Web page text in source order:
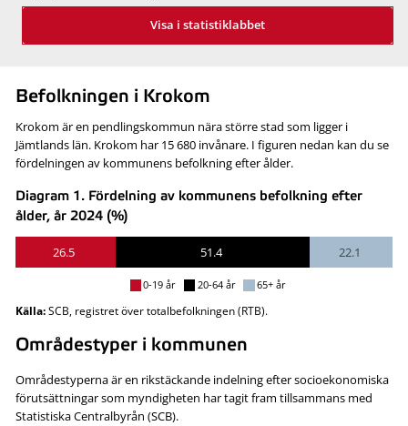
Visa i statistiklabbet
Befolkningen i Krokom
Krokom är en pendlingskommun nära större stad som ligger i
Jämtlands län. Krokom har 15 680 invånare. I figuren nedan kan du se
fördelningen av kommunens befolkning efter ålder.
Diagram 1. Fördelning av kommunens befolkning efter
ålder, år 2024 (%)
26.5 51.4 22.1
0-19 år 20-64 år 65+ år
Källa:SCB, registret över totalbefolkningen (RTB).
Områdestyper i kommunen
Områdestyperna är en rikstäckande indelning efter socioekonomiska
förutsättningar som myndigheten har tagit fram tillsammans med
Statistiska Centralbyrån (SCB).